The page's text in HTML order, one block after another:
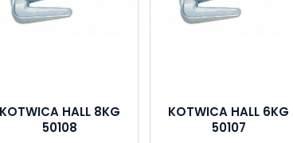
KOTWICA HALL 8KG
50108
KOTWICA HALL 6KG
50107